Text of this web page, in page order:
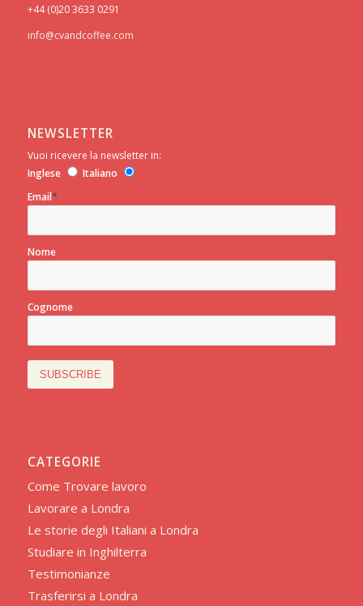
+44 (0)20 3633 0291
info@cvandcoffee.com
NEWSLETTER
Vuoi ricevere la newsletter in:
Inglese
Italiano
Email*
Nome
Cognome
CATEGORIE
Come Trovare lavoro
Lavorare a Londra
Le storie degli Italiani a Londra
Studiare in Inghilterra
Testimonianze
Trasferirsi a Londra